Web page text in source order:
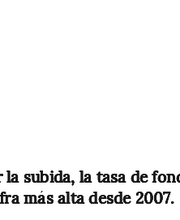
la subida, la tasa de
más alta desde 2007.